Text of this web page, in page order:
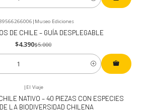
| Museo Ediciones
DE CHILE – GUÍA DESPLEGABLE
$4.390$5.000
| El Viaje
NATIVO – 40 PIEZAS CON ESPECIES
LA BIODIVERSIDAD CHILENA